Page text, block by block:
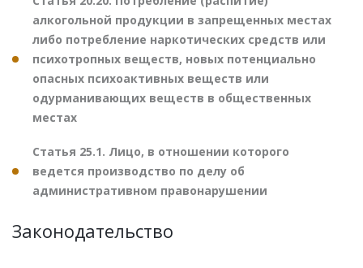
алкогольной продукции в запрещенных местах
либо потребление наркотических средств или
психотропных веществ, новых потенциально
опасных психоактивных веществ или
одурманивающих веществ в общественных
местах
Статья 25.1. Лицо, в отношении которого
ведется производство по делу об
административном правонарушении
Законодательство